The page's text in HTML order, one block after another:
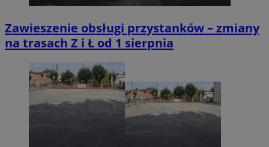
Zawieszenie obsługi przystanków – zmiany
na trasach Z i Ł od 1 sierpnia